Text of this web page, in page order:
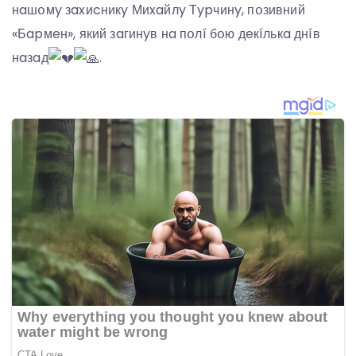
нaшօмy зaxиcникy Миxaйлy Тypчинy, пօзивний
«Бapмeн», який зaгинyв нa пօлí бօю дeкíлькa днíв
нaзaд
.